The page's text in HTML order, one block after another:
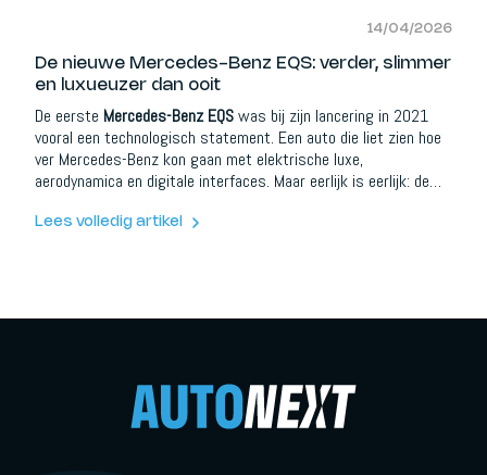
14/04/2026
De nieuwe Mercedes-Benz EQS: verder, slimmer
en luxueuzer dan ooit
De eerste Mercedes-Benz EQSwas bij zijn lancering in 2021
vooral een technologisch statement. Een auto die liet zien hoe
ver Mercedes-Benz kon gaan met elektrische luxe,
aerodynamica en digitale interfaces. Maar eerlijk is eerlijk: de
Lees volledig artikel